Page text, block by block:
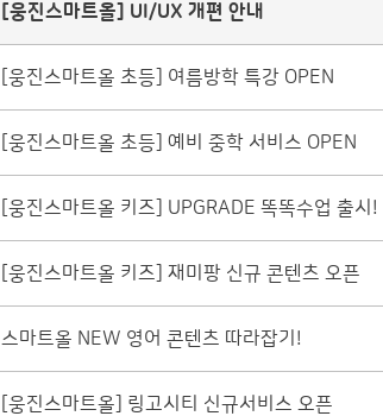
[웅진스마트올] UI/UX 개편 안내
[웅진스마트올 초등] 여름방학 특강 OPEN
[웅진스마트올 초등] 예비 중학 서비스 OPEN
[웅진스마트올 키즈] UPGRADE 똑똑수업 출시!
[웅진스마트올 키즈] 재미팡 신규 콘텐츠 오픈
스마트올 NEW 영어 콘텐츠 따라잡기!
[웅진스마트올] 링고시티 신규서비스 오픈